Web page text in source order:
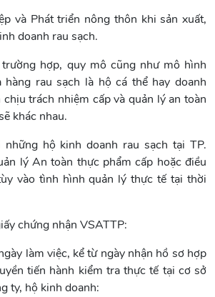
và Phát triển nông thôn khi sản xuất,
doanh rau sạch.
hợp, quy mô cũng như mô hình
hàng rau sạch là hộ cá thể hay doanh
trách nhiệm cấp và quản lý an toàn
khác nhau.
những hộ kinh doanh rau sạch tại TP.
lý An toàn thực phẩm cấp hoặc điều
vào tình hình quản lý thực tế tại thời
chứng nhận VSATTP:
làm việc, kể từ ngày nhận hồ sơ hợp
tiến hành kiểm tra thực tế tại cơ sở
ty, hộ kinh doanh: